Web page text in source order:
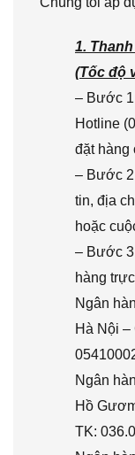
1.
(Tốc độ
– Bước
Hotline
đặt hàng
– Bước
tin, địa
hoặc
– Bước
hàng
Ngân
Hà Nội –
Ngân
Hồ
TK: